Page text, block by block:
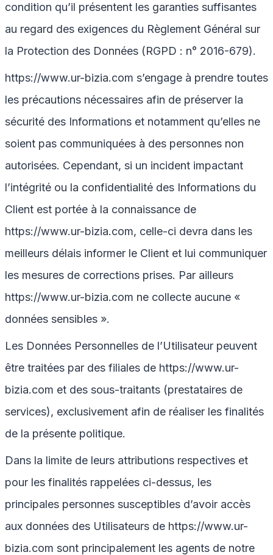
condition qu’il présentent les garanties suffisantes
au regard des exigences du Règlement Général sur
la Protection des Données (RGPD : n° 2016-679).
https://www.ur-bizia.com s’engage à prendre toutes
les précautions nécessaires afin de préserver la
sécurité des Informations et notamment qu’elles ne
soient pas communiquées à des personnes non
autorisées. Cependant, si un incident impactant
l’intégrité ou la confidentialité des Informations du
Client est portée à la connaissance de
https://www.ur-bizia.com, celle-ci devra dans les
meilleurs délais informer le Client et lui communiquer
les mesures de corrections prises. Par ailleurs
https://www.ur-bizia.com ne collecte aucune «
données sensibles ».
Les Données Personnelles de l’Utilisateur peuvent
être traitées par des filiales de https://www.ur-
bizia.com et des sous-traitants (prestataires de
services), exclusivement afin de réaliser les finalités
de la présente politique.
Dans la limite de leurs attributions respectives et
pour les finalités rappelées ci-dessus, les
principales personnes susceptibles d’avoir accès
aux données des Utilisateurs de https://www.ur-
bizia.com sont principalement les agents de notre